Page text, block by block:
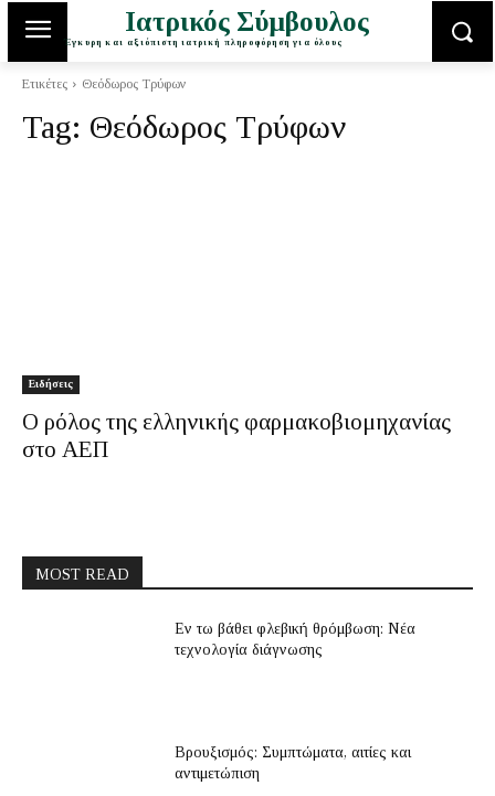
Ιατρικός Σύμβουλος
Έγκυρη και αξιόπιστη ιατρική πληροφόρηση για όλους
Ετικέτες Θεόδωρος Τρύφων
Tag: Θεόδωρος Τρύφων
Ειδήσεις
Ο ρόλος της ελληνικής φαρμακοβιομηχανίας
στο ΑΕΠ
MOST READ
Εν τω βάθει φλεβική θρόμβωση: Νέα
τεχνολογία διάγνωσης
Βρουξισμός: Συμπτώματα, αιτίες και
αντιμετώπιση